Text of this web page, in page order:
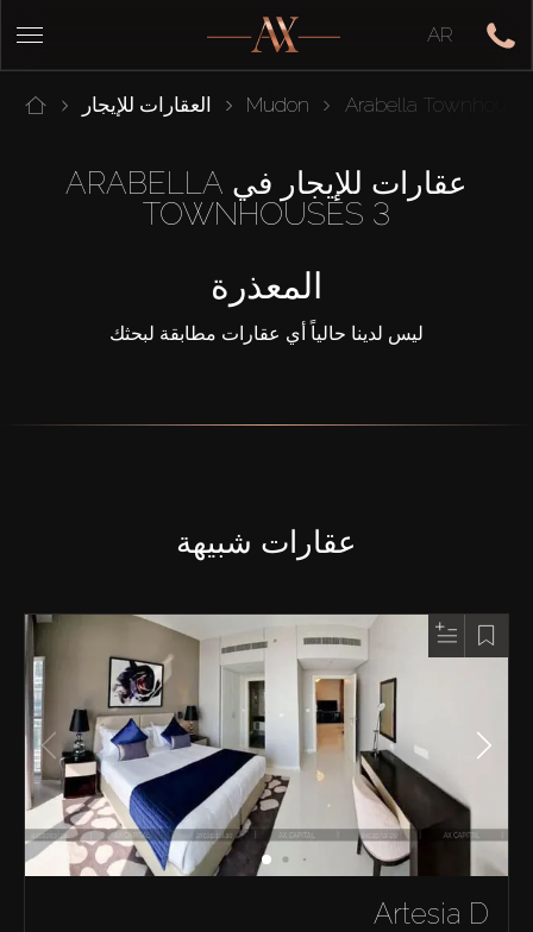
AR
العقارات للإيجار Mudon Arabella
عقارات للإيجار في ARABELLA
TOWNHOUSES 3
المعذرة
ليس لدينا حالياً أي عقارات مطابقة لبحثك
عقارات شبيهة
Artesia D